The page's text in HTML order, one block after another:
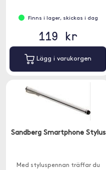
Finns i lager, skickas i dag
119 kr
Lägg i varukorgen
Sandberg Smartphone Stylus
Med styluspennan träffar du